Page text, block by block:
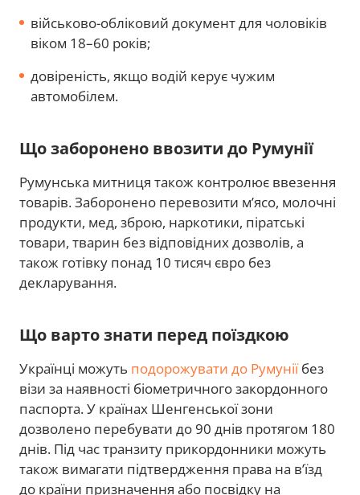
військово-обліковий документ для чоловіків
віком 18–60 років;
довіреність, якщо водій керує чужим
автомобілем.
Що заборонено ввозити до Румунії
Румунська митниця також контролює ввезення
товарів. Заборонено перевозити м’ясо, молочні
продукти, мед, зброю, наркотики, піратські
товари, тварин без відповідних дозволів, а
також готівку понад 10 тисяч євро без
декларування.
Що варто знати перед поїздкою
Українці можуть подорожувати до Румуніїбез
візи за наявності біометричного закордонного
паспорта. У країнах Шенгенської зони
дозволено перебувати до 90 днів протягом 180
днів. Під час транзиту прикордонники можуть
також вимагати підтвердження права на в’їзд
до країни призначення або посвідку на